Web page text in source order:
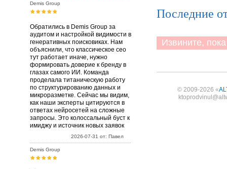
Demis Group
Обратились в Demis Group за
аудитом и настройкой видимости в
генеративных поисковиках. Нам
объяснили, что классическое сео
тут работает иначе, нужно
формировать доверие к бренду в
глазах самого ИИ. Команда
проделала титаническую работу
по структурированию данных и
микроразметке. Сейчас мы видим,
как наши эксперты цитируются в
ответах нейросетей на сложные
запросы. Это колоссальный буст к
имиджу и источник новых заявок
2026-07-31 от: Павел
Demis Group
Последние
Извините,
© 2009-2026 «